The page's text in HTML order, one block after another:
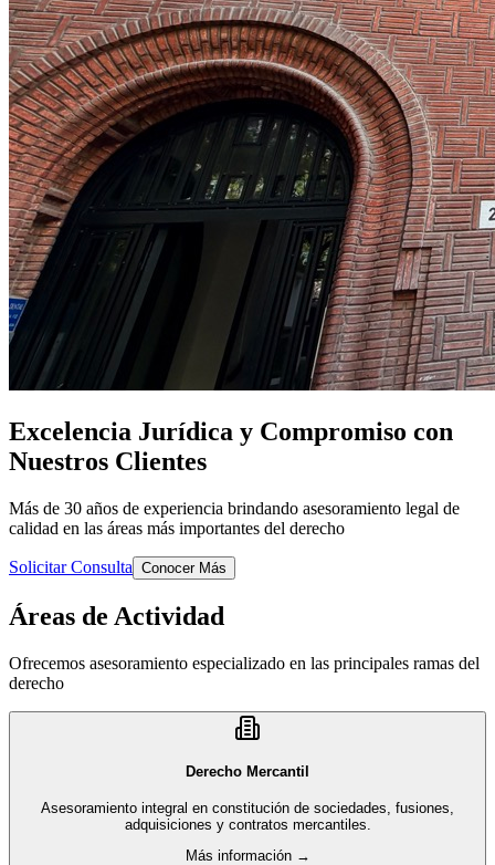
Excelencia Jurídica y Compromiso con
Nuestros Clientes
Más de 30 años de experiencia brindando asesoramiento legal de
calidad en las áreas más importantes del derecho
Solicitar Consulta Conocer Más
Áreas de Actividad
Ofrecemos asesoramiento especializado en las principales ramas del
derecho
Derecho Mercantil
Asesoramiento integral en constitución de sociedades, fusiones,
adquisiciones y contratos mercantiles.
Más información →